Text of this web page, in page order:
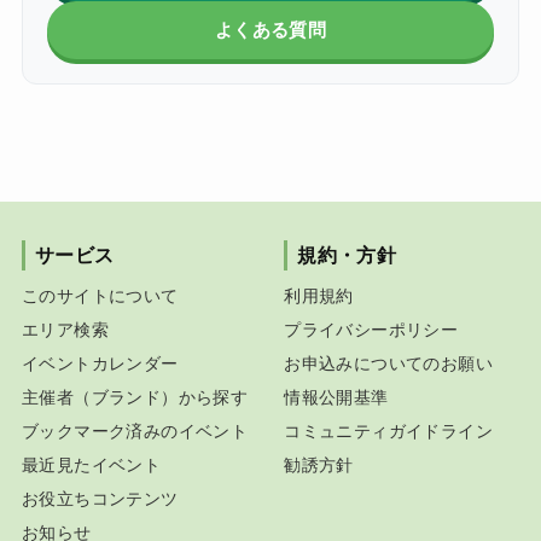
よくある質問
サービス
このサイトについて
エリア検索
イベントカレンダー
主催者（ブランド）から探す
ブックマーク済みのイベント
最近見たイベント
お役立ちコンテンツ
お知らせ
規約・方針
利用規約
プライバシーポリシー
お申込みについてのお願い
情報公開基準
コミュニティガイドライン
勧誘方針